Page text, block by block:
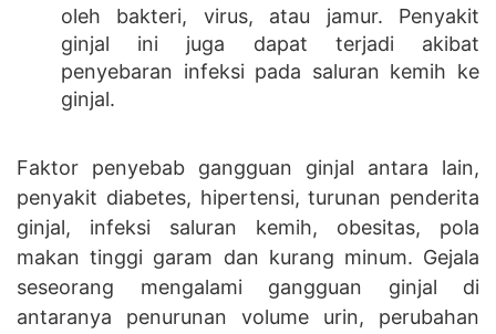
oleh bakteri, virus, atau jamur. Penyakit
ginjal ini juga dapat terjadi akibat
penyebaran infeksi pada saluran kemih ke
ginjal.
Faktor penyebab gangguan ginjal antara lain,
penyakit diabetes, hipertensi, turunan penderita
ginjal, infeksi saluran kemih, obesitas, pola
makan tinggi garam dan kurang minum. Gejala
seseorang mengalami gangguan ginjal di
antaranya penurunan volume urin, perubahan